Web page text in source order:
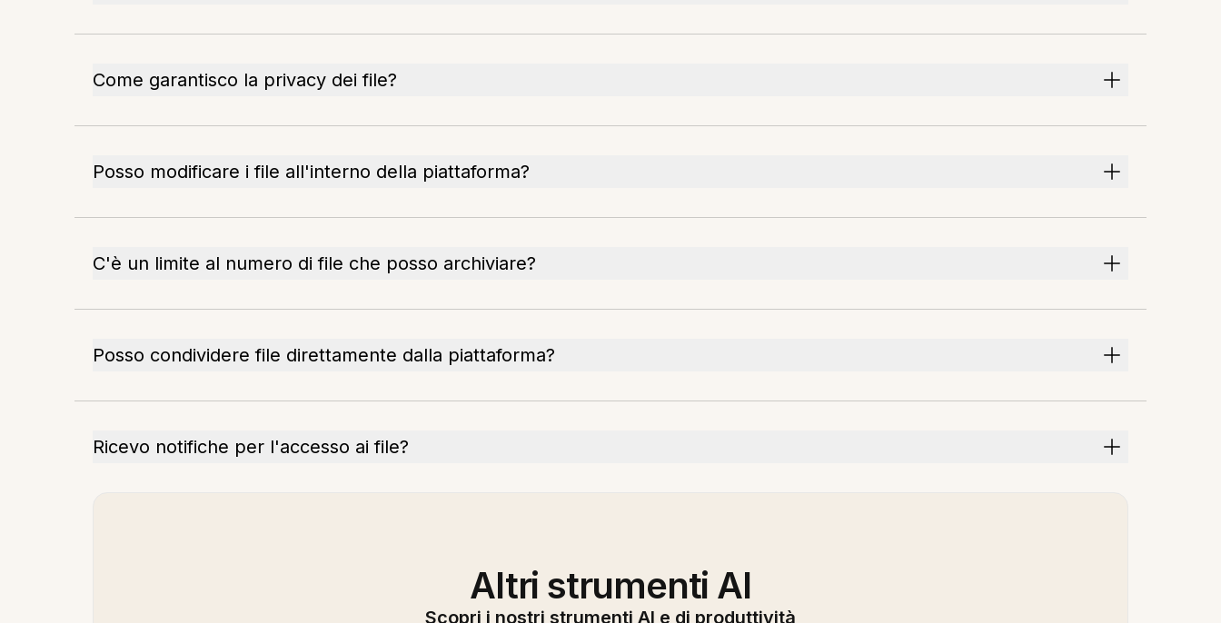
Come garantisco la privacy dei file?
Posso modificare i file all'interno della piattaforma?
C'è un limite al numero di file che posso archiviare?
Posso condividere file direttamente dalla piattaforma?
Ricevo notifiche per l'accesso ai file?
Altri strumenti AI
Scopri i nostri strumenti AI e di produttività